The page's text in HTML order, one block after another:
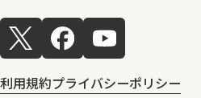
利用規約プライバシーポリシー